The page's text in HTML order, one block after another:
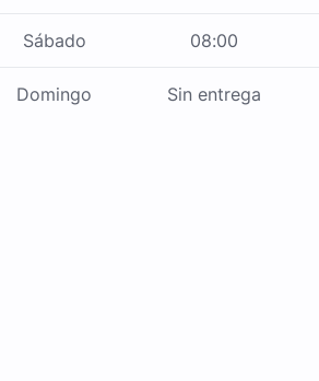
Sábado 08:00
Domingo Sin entrega